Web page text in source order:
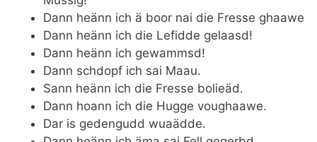
Dann heänn ich ä boor nai die Fresse ghaawe
Dann heänn ich die Lefidde gelaasd!
Dann heänn ich gewammsd!
Dann schdopf ich sai Maau.
Sann heänn ich die Fresse bolieäd.
Dann hoann ich die Hugge voughaawe.
Dar is gedengudd wuaädde.